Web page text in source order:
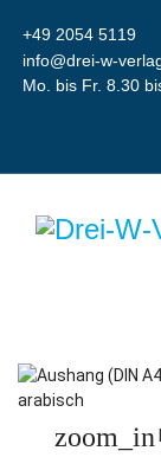
+49 2054 5119
info@drei-w-
Mo. bis Fr. 8.30
zoom_in